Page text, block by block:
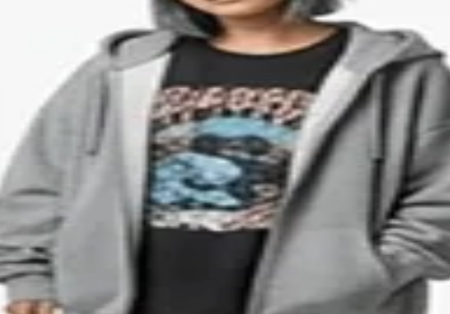
按风格采购批发服装
我们帮助您按风格采购批发服装——休闲、街头服饰、运
动服、商务装、户外装、家居服等。我们熟悉广州和佛山
各风格类别对应的正确工厂和市场。 告诉我们您在寻找什
么风格，我们的团队将为您提供指引。
联系我们